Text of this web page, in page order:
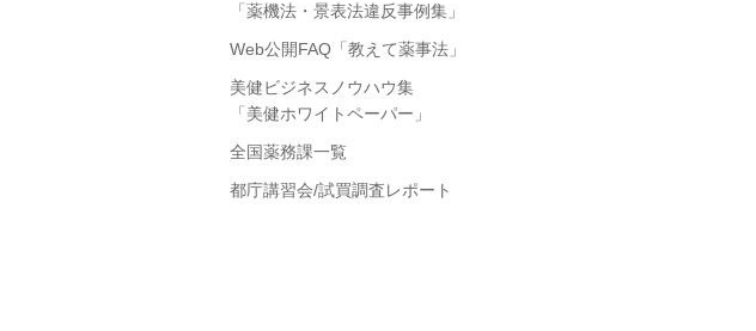
「薬機法・景表法違反事例集」
Web公開FAQ「教えて薬事法」
美健ビジネスノウハウ集
「美健ホワイトペーパー」
全国薬務課一覧
都庁講習会/試買調査レポート